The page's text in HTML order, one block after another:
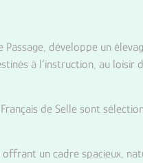
Passage, développe un
à l’instruction, au loisir
de Selle sont
un cadre spacieux,